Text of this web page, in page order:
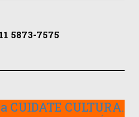
5873-7575
CULTURA.